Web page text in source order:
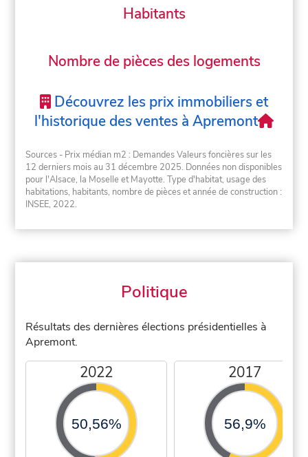
Habitants
Nombre de pièces des logements
Découvrez les prix immobiliers et
l'historique des ventes à Apremont
Sources - Prix médian m2 : Demandes Valeurs foncières sur les
12 derniers mois au 31 décembre 2025. Données non disponibles
pour l'Alsace, la Moselle et Mayotte. Type d'habitat, usage des
habitations, habitants, nombre de pièces et année de construction :
INSEE, 2022.
Politique
Résultats des dernières élections présidentielles à
Apremont.
2022
50,56%
2017
56,9%